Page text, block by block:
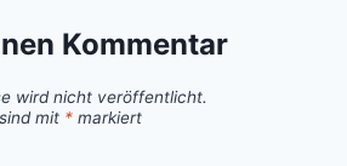
Kommentar
wird nicht veröffentlicht.
mit * markiert